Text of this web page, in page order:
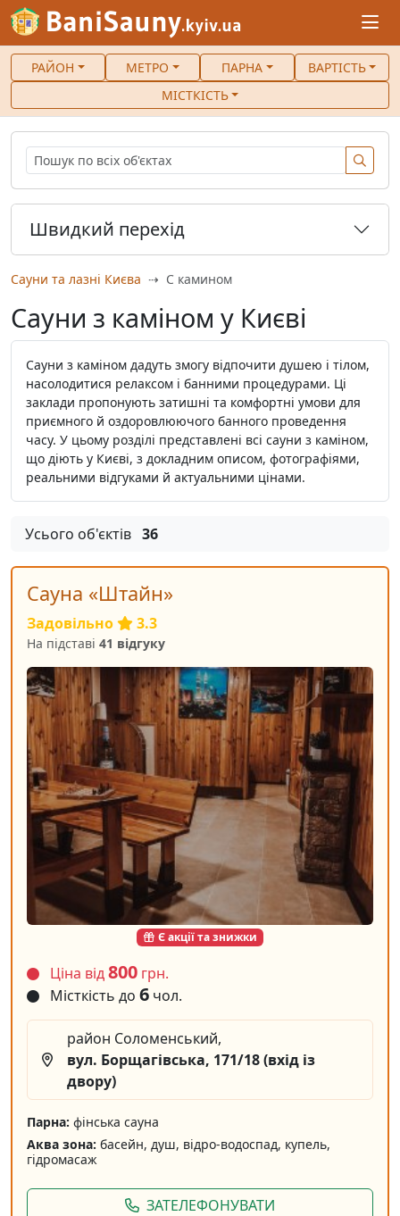
РАЙОН МЕТРО ПАРНА
ВАРТІСТЬ
МІСТКІСТЬ
Сауни та лазні Києва С камином
Сауни з каміном у Києві
Сауни з каміном дадуть змогу відпочити душею і тілом,
насолодитися релаксом і банними процедурами. Ці
заклади пропонують затишні та комфортні умови для
приємного й оздоровлюючого банного проведення
часу. У цьому розділі представлені всі сауни з каміном,
що діють у Києві, з докладним описом, фотографіями,
реальними відгуками й актуальними цінами.
Усього об'єктів 36
Сауна «Штайн»
Задовільно 3.3
На підставі 41 відгуку
Є акції та знижки
Ціна від800 грн.
Місткість до 6 чол.
район Соломенський,
вул. Борщагівська, 171/18 (вхід із
двору)
Парна: фінська сауна
Аква зона: басейн, душ, відро-водоспад, купель,
гідромасаж
ЗАТЕЛЕФОНУВАТИ
Швидкий перехід